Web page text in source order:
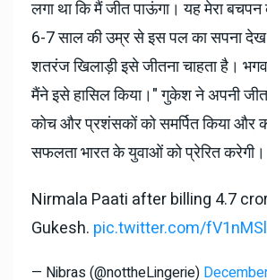
लगा था कि मैं जीत पाऊंगा। यह मेरा
6-7 साल की उम्र से इस पल का सपना देख
शतरंज खिलाड़ी इसे जीतना चाहता है।
मैंने इसे हासिल किया।" गुकेश ने अपनी
कोच और प्रशंसकों को समर्पित किया और
सफलता भारत के युवाओं को प्रेरित करेगी।
Nirmala Paati after billing 4.7
Gukesh. pic.twitter.com/
— Nibras (@nottheLingerie)